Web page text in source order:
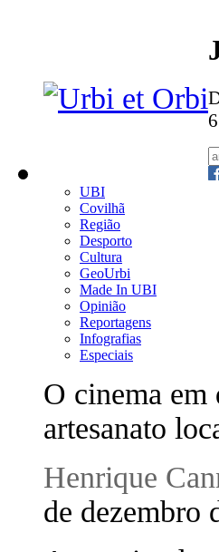
UBI
Covilhã
Região
Desporto
Cultura
GeoUrbi
Made In UBI
Opinião
Reportagens
Infografias
Especiais
O cinema em
artesanato
Henrique
de dezembro